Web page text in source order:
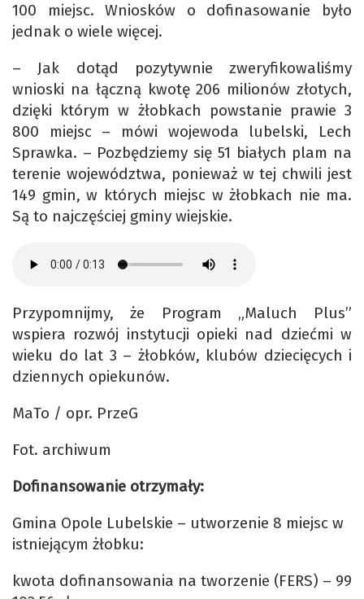
100 miejsc. Wniosków o dofinasowanie było
jednak o wiele więcej.
– Jak dotąd pozytywnie zweryfikowaliśmy
wnioski na łączną kwotę 206 milionów złotych,
dzięki którym w żłobkach powstanie prawie 3
800 miejsc – mówi wojewoda lubelski, Lech
Sprawka. – Pozbędziemy się 51 białych plam na
terenie województwa, ponieważ w tej chwili jest
149 gmin, w których miejsc w żłobkach nie ma.
Są to najczęściej gminy wiejskie.
Przypomnijmy, że Program „Maluch Plus”
wspiera rozwój instytucji opieki nad dziećmi w
wieku do lat 3 – żłobków, klubów dziecięcych i
dziennych opiekunów.
MaTo / opr. PrzeG
Fot. archiwum
Dofinansowanie otrzymały:
Gmina Opole Lubelskie – utworzenie 8 miejsc w
istniejącym żłobku:
kwota dofinansowania na tworzenie (FERS) – 99